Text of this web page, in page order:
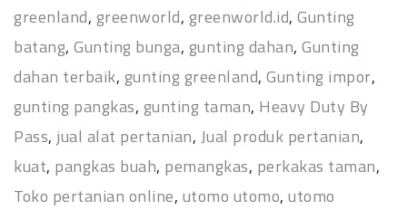
greenland, greenworld, greenworld.id, Gunting
batang, Gunting bunga, gunting dahan, Gunting
dahan terbaik, gunting greenland, Gunting impor,
gunting pangkas, gunting taman, Heavy Duty By
Pass, jual alat pertanian, Jual produk pertanian,
kuat, pangkas buah, pemangkas, perkakas taman,
Toko pertanian online, utomo utomo, utomo